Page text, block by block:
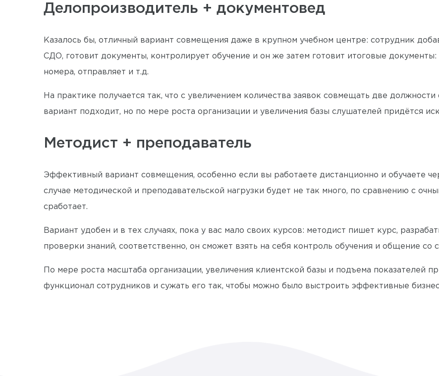
Делопроизводитель + документовед
Казалось бы, отличный вариант совмещения даже в крупном учебном центре: сотрудник
СДО, готовит документы, контролирует обучение и он же затем готовит итоговые документы:
номера, отправляет и т.д.
На практике получается так, что с увеличением количества заявок совмещать две
вариант подходит, но по мере роста организации и увеличения базы слушателей придётся
Методист + преподаватель
Эффективный вариант совмещения, особенно если вы работаете дистанционно и обучаете
случае методической и преподавательской нагрузки будет не так много, по сравнению с
сработает.
Вариант удобен и в тех случаях, пока у вас мало своих курсов: методист пишет курс,
проверки знаний, соответственно, он сможет взять на себя контроль обучения и общение со
По мере роста масштаба организации, увеличения клиентской базы и подъема показателей
функционал сотрудников и сужать его так, чтобы можно было выстроить эффективные